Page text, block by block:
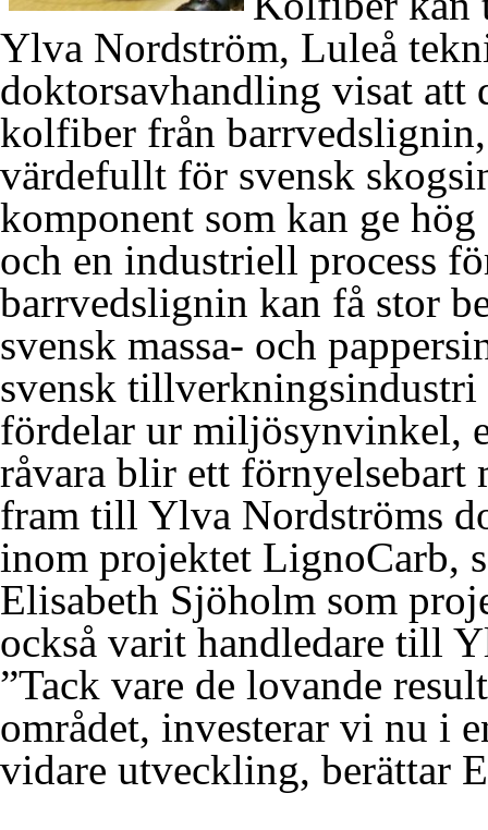
Ylva Nordström, Luleå
doktorsavhandling visat att
kolfiber från
värdefullt för svensk
komponent som kan ge
och en industriell process
barrvedslignin kan få stor
svensk massa- och
svensk tillverkningsindustri
fördelar ur miljösynvinkel,
råvara blir ett förnyelsebart
fram till Ylva Nordströms
inom projektet LignoCarb,
Elisabeth Sjöholm som
också varit handledare till
”Tack vare de lovande
området, investerar vi nu i
vidare utveckling, berättar